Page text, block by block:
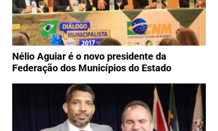
Nélio Aguiar é o novo presidente da
Federação dos Municípios do Estado